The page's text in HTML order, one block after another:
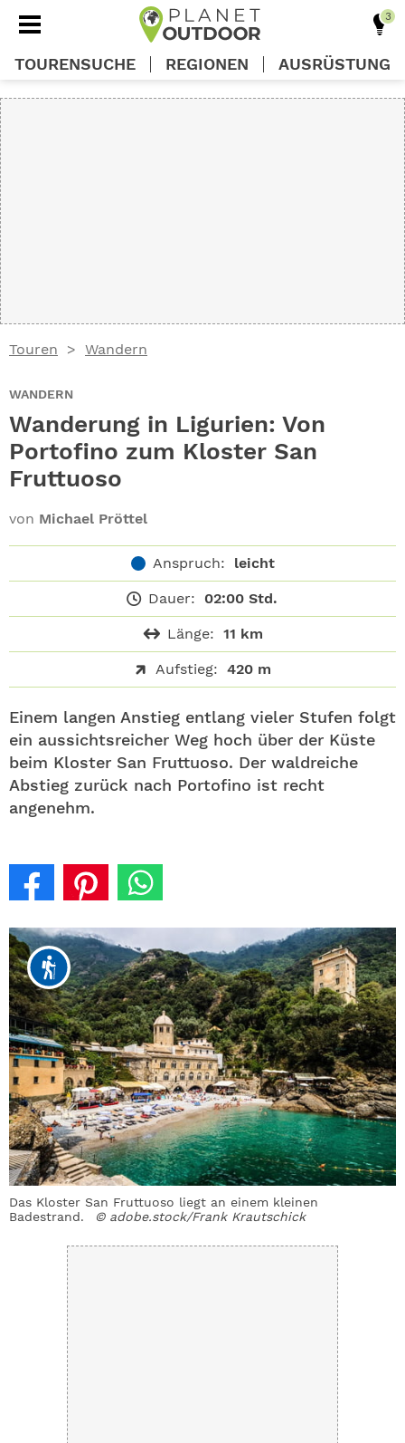
Touren Wandern
WANDERN
Wanderung in Ligurien: Von
Portofino zum Kloster San
Fruttuoso
von Michael Pröttel
Anspruch: leicht
Dauer: 02:00 Std.
Länge: 11 km
Aufstieg: 420 m
Einem langen Anstieg entlang vieler Stufen folgt
ein aussichtsreicher Weg hoch über der Küste
beim Kloster San Fruttuoso. Der waldreiche
Abstieg zurück nach Portofino ist recht
angenehm.
Das Kloster San Fruttuoso liegt an einem kleinen
Badestrand.
© adobe.stock/Frank Krautschick
TOURENSUCHE REGIONEN AUSRÜSTUNG
GEWINNEN